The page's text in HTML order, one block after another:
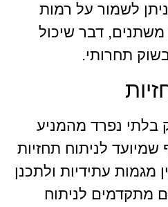
לשמור על רמות
משתנים, דבר שיכול
תחרותי.
בלתי נפרד מהמניע
לניתוח תחזיות
עתידיות ולתכנן
מתקדמים לניתוח